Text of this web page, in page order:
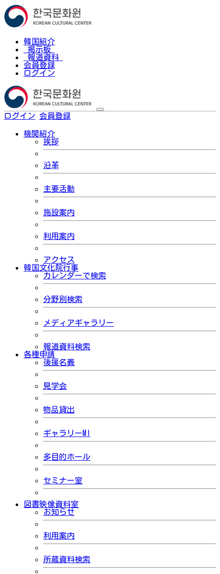
韓国紹介
掲示板
報道資料
会員登録
ログイン
ログイン 会員登録
機関紹介
挨拶
沿革
主要活動
施設案内
利用案内
アクセス
韓国文化院行事
カレンダーで検索
分野別検索
メディアギャラリー
報道資料検索
各種申請
後援名義
見学会
物品貸出
ギャラリーMI
多目的ホール
セミナー室
図書映像資料室
お知らせ
利用案内
所蔵資料検索